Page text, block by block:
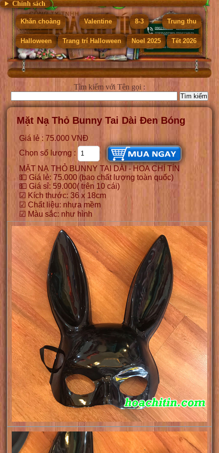
Chính sách
Khăn choàng Valentine 8-3 Trung thu
Halloween Trang trí Halloween Noel 2025 Tết 2026
Tìm kiếm với Tên gọi :
Mặt Nạ Thỏ Bunny Tai Dài Đen Bóng
Giá lẻ : 75.000 VNĐ
Chọn số lượng :
MẶT NẠ THỎ BUNNY TAI DÀI - HOA CHÍ TÍN
💵 Giá lẻ: 75.000 (bao chất lượng toàn quốc)
💵 Giá sỉ: 59.000( trên 10 cái)
☑ Kích thước: 36 x 18cm
☑ Chất liệu: nhựa mềm
☑ Màu sắc: như hình